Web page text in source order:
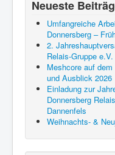
Neueste
Umfangreiche
Donnersberg –
2.
Relais-Gruppe e.V.
Meshcore auf
und Ausblick 2026
Einladung zur
Donnersberg
Dannenfels
Weihnachts- &